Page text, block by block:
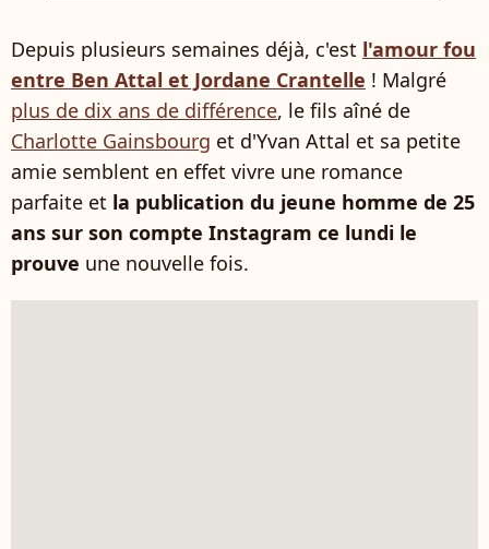
Depuis plusieurs semaines déjà, c'est l'amour fou
entre Ben Attal et Jordane Crantelle ! Malgré
plus de dix ans de différence, le fils aîné de
Charlotte Gainsbourg et d'Yvan Attal et sa petite
amie semblent en effet vivre une romance
parfaite et la publication du jeune homme de 25
ans sur son compte Instagram ce lundi le
prouve une nouvelle fois.